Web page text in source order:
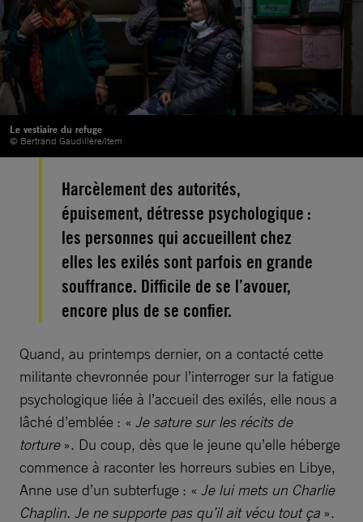
Le vestiaire du refuge
© Bertrand Gaudillère/Item
Harcèlement des autorités,
épuisement, détresse psychologique :
les personnes qui accueillent chez
elles les exilés sont parfois en grande
souffrance. Difficile de se l’avouer,
encore plus de se confier.
Quand, au printemps dernier, on a contacté cette
militante chevronnée pour l’interroger sur la fatigue
psychologique liée à l’accueil des exilés, elle nous a
lâché d’emblée : « Je sature sur les récits de
torture ». Du coup, dès que le jeune qu’elle héberge
commence à raconter les horreurs subies en Libye,
Anne use d’un subterfuge : « Je lui mets un Charlie
Chaplin. Je ne supporte pas qu’il ait vécu tout ça ».